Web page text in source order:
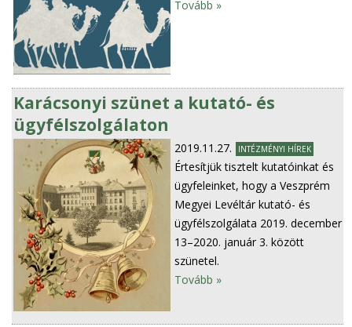
Tovább »
Karácsonyi szünet a kutató- és
ügyfélszolgálaton
2019.11.27. INTÉZMÉNYI HÍREK
Értesítjük tisztelt kutatóinkat és
ügyfeleinket, hogy a Veszprém
Megyei Levéltár kutató- és
ügyfélszolgálata 2019. december
13–2020. január 3. között
szünetel.
Tovább »